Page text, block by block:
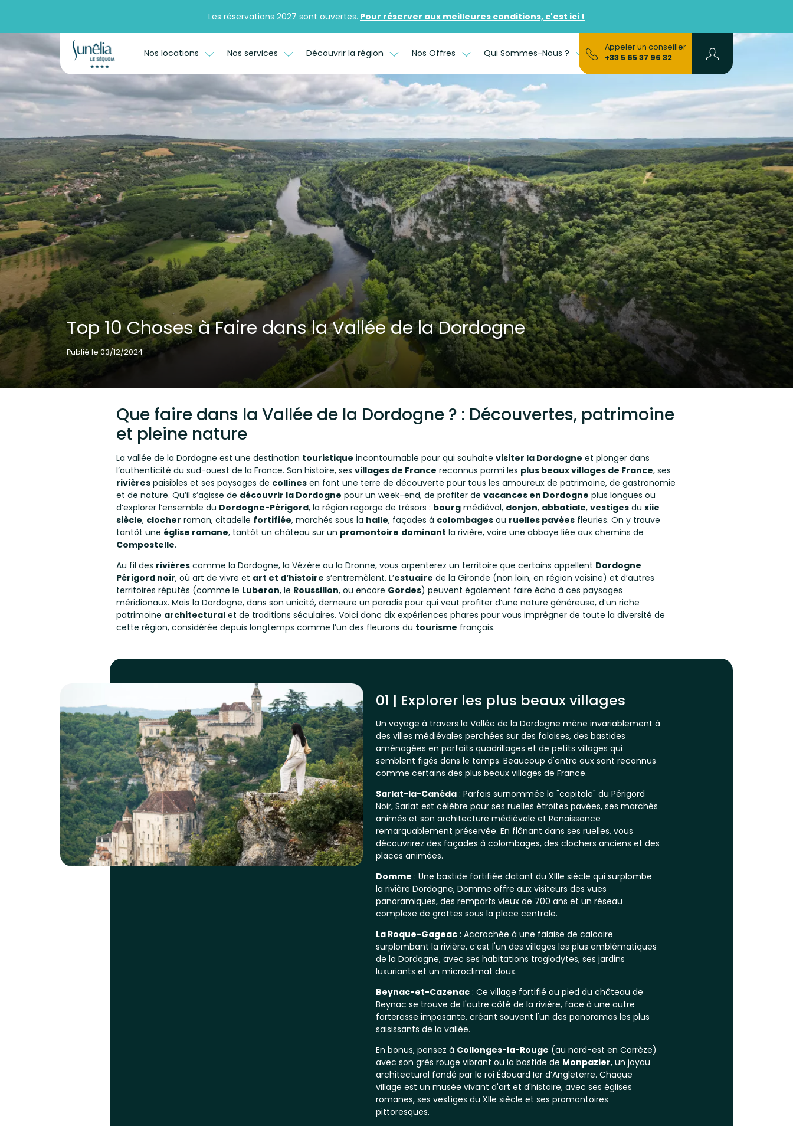
Les réservations 2027 sont ouvertes. Pour réserver aux meilleures conditions, c'est ici !
Nos locations Nos services Découvrir la région Nos Offres Qui Sommes-Nous ? FAQs
Appeler un conseiller
+33 5 65 37 96 32
Top 10 Choses à Faire dans la Vallée de la Dordogne
Publié le 03/12/2024
Que faire dans la Vallée de la Dordogne ? : Découvertes, patrimoine
et pleine nature
La vallée de la Dordogne est une destination touristique incontournable pour qui souhaite visiter la Dordogne et plonger dans
l’authenticité du sud-ouest de la France. Son histoire, ses villages de France reconnus parmi les plus beaux villages de France, ses
rivièrespaisibles et ses paysages de collinesen font une terre de découverte pour tous les amoureux de patrimoine, de gastronomie
et de nature. Qu’il s’agisse de découvrir la Dordogne pour un week-end, de profiter de vacances en Dordogne plus longues ou
d’explorer l’ensemble du Dordogne-Périgord, la région regorge de trésors : bourgmédiéval, donjon, abbatiale, vestigesdu xiie
siècle, clocher roman, citadelle fortifiée, marchés sous la halle, façades à colombagesou ruelles pavéesfleuries. On y trouve
tantôt une église romane, tantôt un château sur un promontoire dominant la rivière, voire une abbaye liée aux chemins de
Compostelle.
Au fil des rivièrescomme la Dordogne, la Vézère ou la Dronne, vous arpenterez un territoire que certains appellent Dordogne
Périgord noir, où art de vivre et art et d’histoire s’entremêlent. L’estuaire de la Gironde (non loin, en région voisine) et d’autres
territoires réputés (comme le Luberon, le Roussillon, ou encore Gordes) peuvent également faire écho à ces paysages
méridionaux. Mais la Dordogne, dans son unicité, demeure un paradis pour qui veut profiter d’une nature généreuse, d’un riche
patrimoine architecturalet de traditions séculaires. Voici donc dix expériences phares pour vous imprégner de toute la diversité de
cette région, considérée depuis longtemps comme l’un des fleurons du tourisme français.
01 | Explorer les plus beaux villages
Un voyage à travers la Vallée de la Dordogne mène invariablement à
des villes médiévales perchées sur des falaises, des bastides
aménagées en parfaits quadrillages et de petits villages qui
semblent figés dans le temps. Beaucoup d'entre eux sont reconnus
comme certains des plus beaux villages de France.
Sarlat-la-Canéda : Parfois surnommée la "capitale" du Périgord
Noir, Sarlat est célèbre pour ses ruelles étroites pavées, ses marchés
animés et son architecture médiévale et Renaissance
remarquablement préservée. En flânant dans ses ruelles, vous
découvrirez des façades à colombages, des clochers anciens et des
places animées.
Domme : Une bastide fortifiée datant du XIIIe siècle qui surplombe
la rivière Dordogne, Domme offre aux visiteurs des vues
panoramiques, des remparts vieux de 700 ans et un réseau
complexe de grottes sous la place centrale.
La Roque-Gageac : Accrochée à une falaise de calcaire
surplombant la rivière, c’est l'un des villages les plus emblématiques
de la Dordogne, avec ses habitations troglodytes, ses jardins
luxuriants et un microclimat doux.
Beynac-et-Cazenac : Ce village fortifié au pied du château de
Beynac se trouve de l'autre côté de la rivière, face à une autre
forteresse imposante, créant souvent l'un des panoramas les plus
saisissants de la vallée.
En bonus, pensez à Collonges-la-Rouge (au nord-est en Corrèze)
avec son grès rouge vibrant ou la bastide de Monpazier, un joyau
architectural fondé par le roi Édouard Ier d’Angleterre. Chaque
village est un musée vivant d'art et d'histoire, avec ses églises
romanes, ses vestiges du XIIe siècle et ses promontoires
pittoresques.